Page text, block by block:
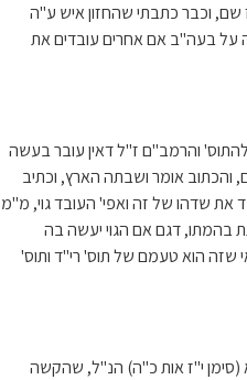
שם, וכבר כתבתי שהחזון איש ע"ה
על בעה"ב אם אחרים עובדים את
והרמב"ם ז"ל דאין עובר בעשה
אומר ושבתה הארץ, וכתיב
את שדהו של זה ואפי' העובד גוי, מ"מ
דגם אם הגוי יעשה בה
שזה הוא טעמם של תוס' רי"ד ותוס'
י"ז אות כ"ה) הנ"ל, שהקשה